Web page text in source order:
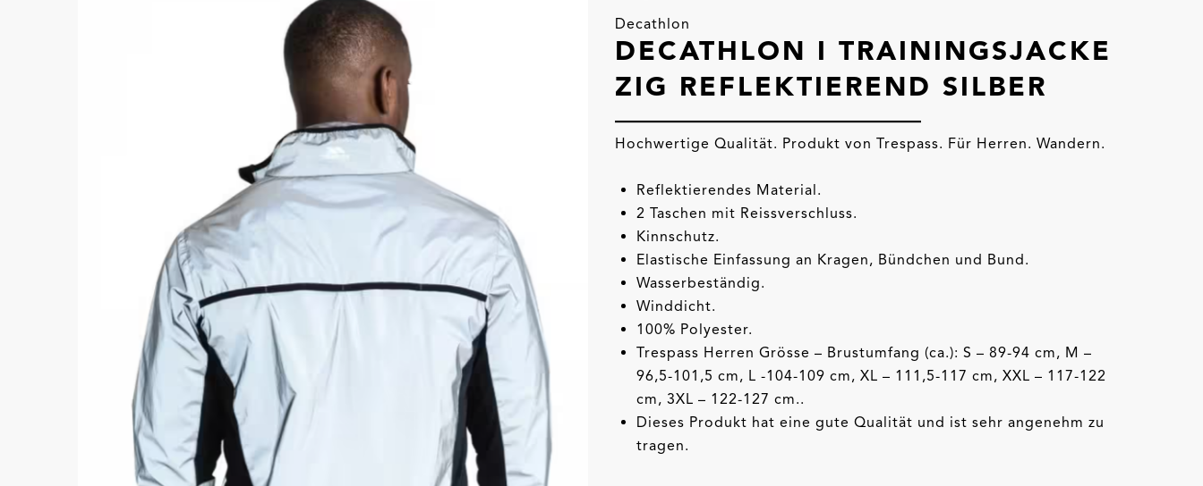
Decathlon
DECATHLON I TRAININGSJACKE
ZIG REFLEKTIEREND SILBER
Hochwertige Qualität. Produkt von Trespass. Für Herren. Wandern.
Reflektierendes Material.
2 Taschen mit Reissverschluss.
Kinnschutz.
Elastische Einfassung an Kragen, Bündchen und Bund.
Wasserbeständig.
Winddicht.
100% Polyester.
Trespass Herren Grösse – Brustumfang (ca.): S – 89-94 cm, M –
96,5-101,5 cm, L -104-109 cm, XL – 111,5-117 cm, XXL – 117-122
cm, 3XL – 122-127 cm..
Dieses Produkt hat eine gute Qualität und ist sehr angenehm zu
tragen.